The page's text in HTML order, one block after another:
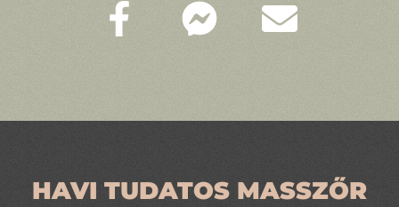
HAVI TUDATOS MASSZŐR